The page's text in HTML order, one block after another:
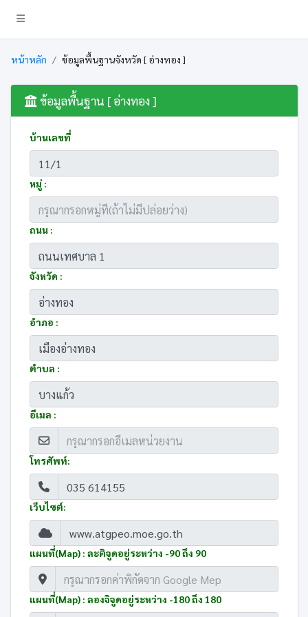
หน้าหลัก ข้อมูลพื้นฐานจังหวัด [ อ่างทอง ]
ข้อมูลพื้นฐาน [ อ่างทอง ]
บ้านเลขที่
หมู่ :
ถนน :
จังหวัด :
อำภอ :
ตำบล :
อีเมล :
โทรศัพท์:
เว็บไซต์:
แผนที่(Map) : ละติจูดอยู่ระหว่าง -90 ถึง 90
แผนที่(Map) : ลองจิจูดอยู่ระหว่าง -180 ถึง 180